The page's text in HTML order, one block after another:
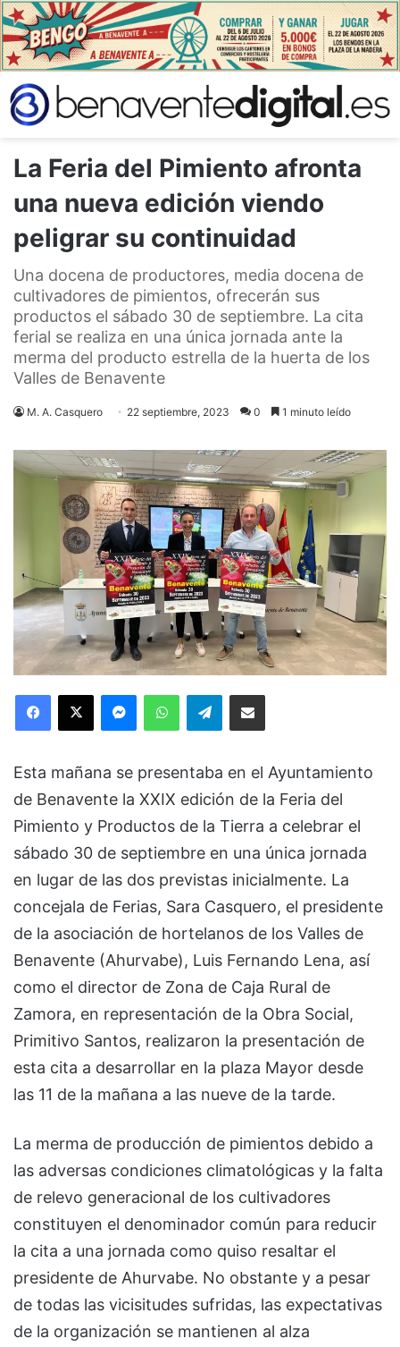
La Feria del Pimiento afronta
una nueva edición viendo
peligrar su continuidad
Una docena de productores, media docena de
cultivadores de pimientos, ofrecerán sus
productos el sábado 30 de septiembre. La cita
ferial se realiza en una única jornada ante la
merma del producto estrella de la huerta de los
Valles de Benavente
M. A. Casquero 22 septiembre, 2023 0 1 minuto leído
Facebook
X MessengerWhatsAppTelegramCompartir via Email
Esta mañana se presentaba en el Ayuntamiento
de Benavente la XXIX edición de la Feria del
Pimiento y Productos de la Tierra a celebrar el
sábado 30 de septiembre en una única jornada
en lugar de las dos previstas inicialmente. La
concejala de Ferias, Sara Casquero, el presidente
de la asociación de hortelanos de los Valles de
Benavente (Ahurvabe), Luis Fernando Lena, así
como el director de Zona de Caja Rural de
Zamora, en representación de la Obra Social,
Primitivo Santos, realizaron la presentación de
esta cita a desarrollar en la plaza Mayor desde
las 11 de la mañana a las nueve de la tarde.
La merma de producción de pimientos debido a
las adversas condiciones climatológicas y la falta
de relevo generacional de los cultivadores
constituyen el denominador común para reducir
la cita a una jornada como quiso resaltar el
presidente de Ahurvabe. No obstante y a pesar
de todas las vicisitudes sufridas, las expectativas
de la organización se mantienen al alza